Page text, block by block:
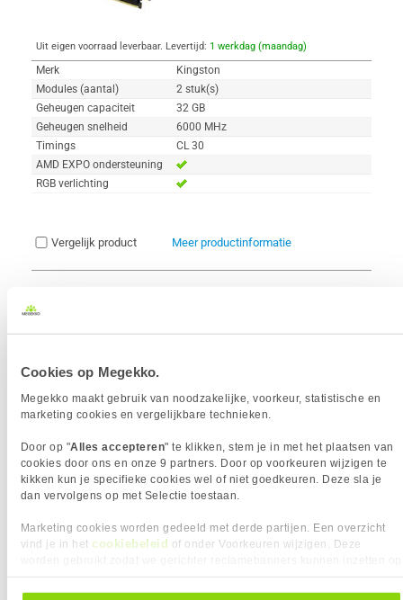
Cookies op Megekko.
Megekko maakt gebruik van noodzakelijke, voorkeur, statistische en
marketing cookies en vergelijkbare technieken.
Door op "Alles accepteren" te klikken, stem je in met het plaatsen van
cookies door ons en onze 9 partners. Door op voorkeuren wijzigen te
kikken kun je specifieke cookies wel of niet goedkeuren. Deze sla je
dan vervolgens op met Selectie toestaan.
Marketing cookies worden gedeeld met derde partijen. Een overzicht
vind je in het cookiebeleid of onder Voorkeuren wijzigen. Deze
alle cookies. Je kunt je gegeven toestemming altijd intrekken, dit doe je
Uit eigen voorraad leverbaar. Levertijd: 1 werkdag (maandag)
Merk
Kingston
Modules (aantal)
2 stuk(s)
Geheugen capaciteit
32 GB
Geheugen snelheid
6000 MHz
Timings
CL 30
AMD EXPO ondersteuning
RGB verlichting
Vergelijk product Meer productinformatie
6000Mhz CL30 PVV532G600C30K
geheugenmodule
Uit eigen voorraad leverbaar. Levertijd: 1 werkdag (maandag)
Merk
Patriot
Modules (aantal)
2 stuk(s)
Geheugen capaciteit
32 GB